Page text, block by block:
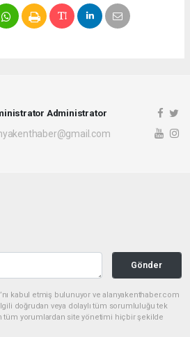
Administrator
Gönder
kabul etmiş bulunuyor ve alanyakenthaber.com
doğrudan veya dolaylı tüm sorumluluğu tek
tüm yorumlardan site yönetimi hiçbir şekilde